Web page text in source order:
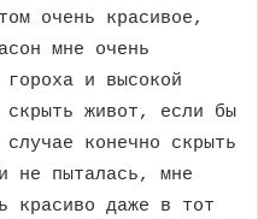
очень красивое,
мне очень
и высокой
живот, если бы
конечно скрыть
не пыталась, мне
красиво даже в тот